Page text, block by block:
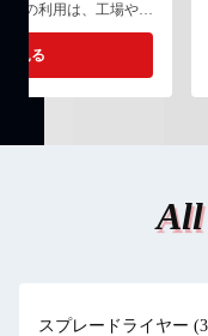
源の利用は、工場や鉱
を払わなければならな
乾燥機室の省エネ・
介します。 1. 乾燥装
用することで大幅に電
見る
All
スプレードライヤー